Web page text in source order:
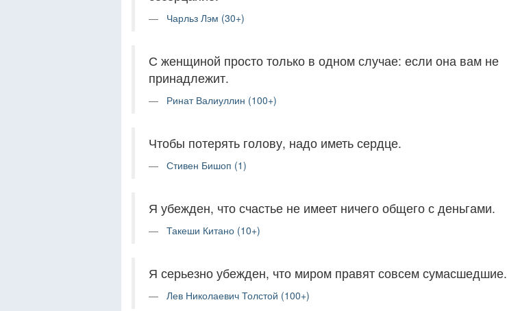
Чарльз Лэм (30+)
С женщиной просто только в одном случае: если она вам не
принадлежит.
Ринат Валиуллин (100+)
Чтобы потерять голову, надо иметь сердце.
Стивен Бишоп (1)
Я убежден, что счастье не имеет ничего общего с деньгами.
Такеши Китано (10+)
Я серьезно убежден, что миром правят совсем сумасшедшие.
Лев Николаевич Толстой (100+)